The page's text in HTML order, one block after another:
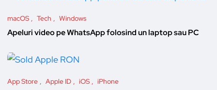
macOS Tech Windows
Apeluri video pe WhatsApp folosind un laptop sau PC
App Store Apple ID iOS iPhone